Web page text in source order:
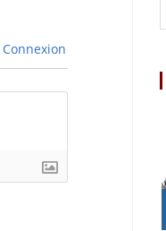
Connexion